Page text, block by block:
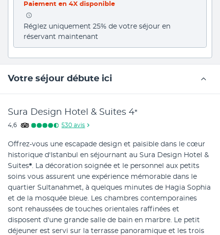
Paiement en 4X disponible
Réglez uniquement 25% de votre séjour en
réservant maintenant
Votre séjour débute ici
Sura Design Hotel & Suites 4*
4,6 530 avis
Offrez-vous une escapade design et paisible dans le cœur
historique d'Istanbul en séjournant au Sura Design Hotel &
Suites* . La décoration soignée et le personnel aux petits
soins vous assurent une expérience mémorable dans le
quartier Sultanahmet, à quelques minutes de Hagia Sophia
et de la mosquée bleue. Les chambres contemporaines
sont rehaussées de touches orientales raffinées et
disposent d'une grande salle de bain en marbre. Le petit
déjeuner est servi sur la terrasse panoramique et les trois